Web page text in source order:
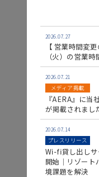
2026.07.27
【 営業時間変
（火）の営業
2026.07.21
メディア掲載
『AERA』に当
が掲載されまし
2026.07.14
プレスリリース
Wi-fi貸し出し
開始｜リゾート
境課題を解決